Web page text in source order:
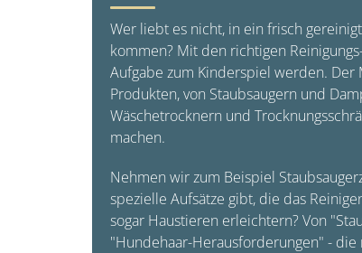
Wer liebt es nicht, in ein frisch
kommen? Mit den richtigen
Aufgabe zum Kinderspiel werden. Der
Produkten, von Staubsaugern und
Wäschetrocknern und
machen.
Nehmen wir zum Beispiel
spezielle Aufsätze gibt, die das
sogar Haustieren erleichtern? Von
"Hundehaar-Herausforderungen" -